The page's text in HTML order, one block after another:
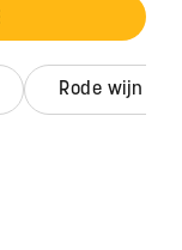
rode wijn